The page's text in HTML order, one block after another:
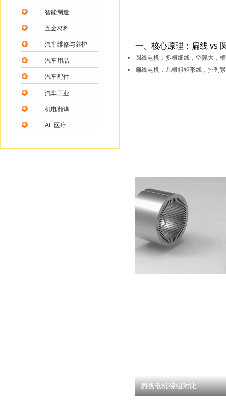
一、核心原理：扁线 vs
圆线电机 ：多根细线，空隙大，
扁线电机 ：几根粗矩形线，排列
扁线电机绕组对比
智能制造
五金材料
汽车维修与养护
汽车用品
汽车配件
汽车工业
机电翻译
AI+医疗